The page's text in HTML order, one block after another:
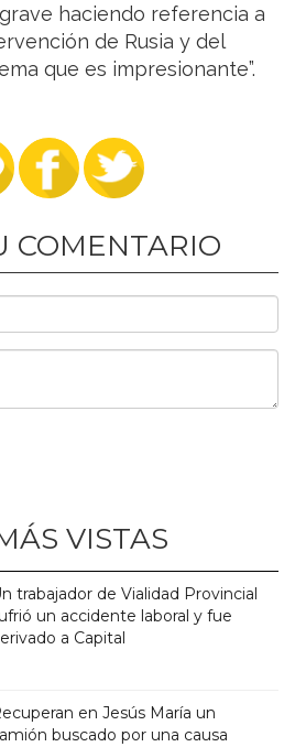
haciendo referencia a
de Rusia y del
que es impresionante”.
COMENTARIO
VISTAS
trabajador de Vialidad Provincial
un accidente laboral y fue
a Capital
en Jesús María un
buscado por una causa